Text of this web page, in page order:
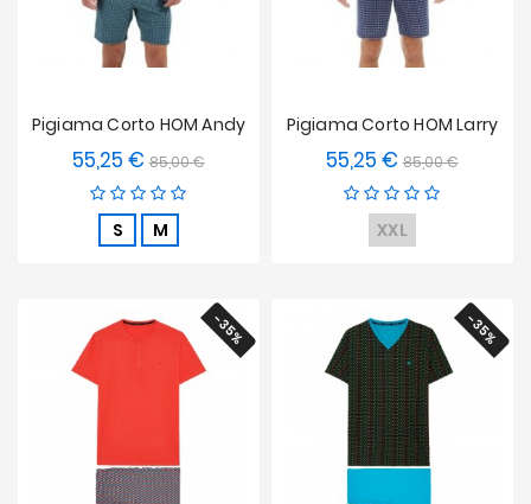
Pigiama Corto HOM Andy
55,25 € Prezzo
base
85,00 €Prezzo
S M
Pigiama Corto HOM Larry
55,25 € Prezzo
base
85,00 €Prezzo
XXL
-35% -35%